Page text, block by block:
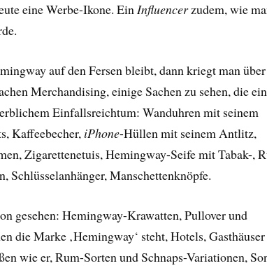
eine Werbe-Ikone. EinInfluencerzudem, wie
auf den Fersen bleibt, dann kriegt man
Merchandising, einige Sachen zu sehen, die
Einfallsreichtum: Wanduhren mit seinem
Kaffeebecher, iPhone-Hüllen mit seinem Antlitz,
Zigarettenetuis, Hemingway-Seife mit Tabak-,
Schlüsselanhänger, Manschettenknöpfe.
gesehen: Hemingway-Krawatten, Pullover und
die Marke ‚Hemingway‘ steht, Hotels,
wie er, Rum-Sorten und Schnaps-Variationen,